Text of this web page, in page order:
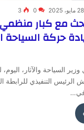
28 مايو، 2025 0
3
مع كبار
حركة السياحة
السياحة والآثار، اليوم،
الرئيس التنفيذي للرابطة